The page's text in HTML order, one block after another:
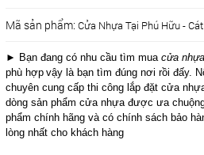
Mã sản phẩm: Cửa Nhựa Tại Phú Hữu -
► Bạn đang có nhu cầu tìm mua cửa nhựa
phù hợp vậy là bạn tìm đúng nơi rồi đấy.
chuyên cung cấp thi công lắp đặt cửa
dòng sản phẩm cửa nhựa được ưa
phẩm chính hãng và có chính sách bảo
lòng nhất cho khách hàng